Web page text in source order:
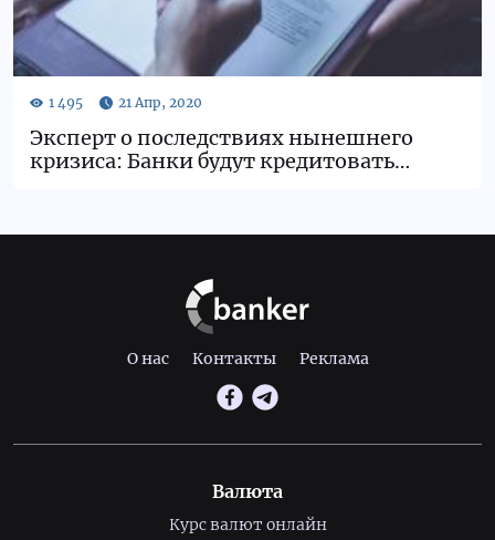
Эксперт о последствиях нынешнего
кризиса: Банки будут кредитовать
О нас Контакты Реклама
Валюта
Курс валют онлайн